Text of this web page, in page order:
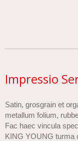
Impressio
Satin, grosgrain et
metallum folium,
Fac haec vincula
KING YOUNG turma